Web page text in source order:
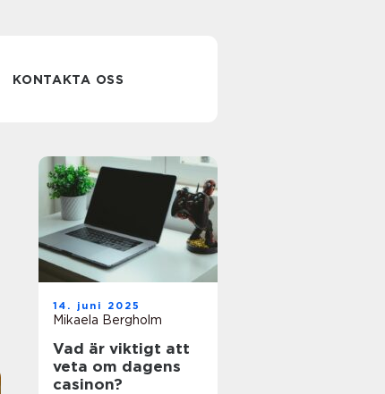
KONTAKTA OSS
14. juni 2025
Mikaela Bergholm
Vad är viktigt att
veta om dagens
casinon?